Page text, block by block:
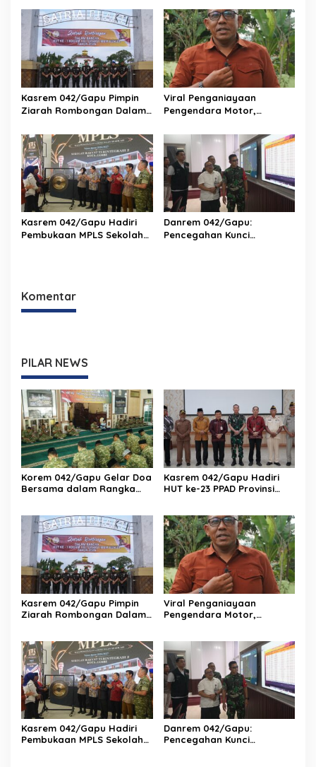
Dukung Program
Pemerintah
Kasrem 042/Gapu Pimpin
Ziarah Rombongan Dalam
XX/Tuanku Imam Bonjol
Viral Penganiayaan
Pengendara Motor,
Bantah Kabar Keterlibatan
TNI
Kasrem 042/Gapu Hadiri
Pembukaan MPLS Sekolah
Danrem 042/Gapu:
Pencegahan Kunci
Komentar
PILAR NEWS
Korem 042/Gapu Gelar Doa
Bersama dalam Rangka
Kasrem 042/Gapu Hadiri
HUT ke-23 PPAD Provinsi
Pemerintah
Kasrem 042/Gapu Pimpin
Ziarah Rombongan Dalam
Viral Penganiayaan
Pengendara Motor,
TNI
Kasrem 042/Gapu Hadiri
Pembukaan MPLS Sekolah
Danrem 042/Gapu:
Pencegahan Kunci